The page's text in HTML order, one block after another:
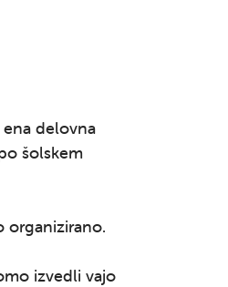
delovna
šolskem
organizirano.
izvedli vajo